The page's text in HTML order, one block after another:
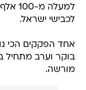
לכבישי ישראל.
אחד הפקקים הכי
בוקר וערב מתחיל
מורשה.